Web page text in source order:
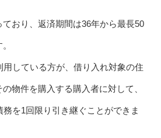
おり、返済期間は36年から最長50
用している方が、借り入れ対象の住
物件を購入する購入者に対して、
を1回限り引き継ぐことができま